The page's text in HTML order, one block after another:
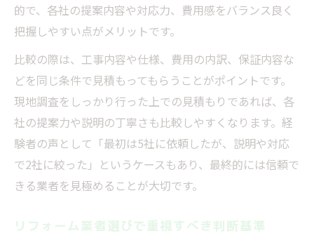
的で、各社の提案内容や対応力、費用感をバランス良く
把握しやすい点がメリットです。
比較の際は、工事内容や仕様、費用の内訳、保証内容な
どを同じ条件で見積もってもらうことがポイントです。
現地調査をしっかり行った上での見積もりであれば、各
社の提案力や説明の丁寧さも比較しやすくなります。経
験者の声として「最初は5社に依頼したが、説明や対応
で2社に絞った」というケースもあり、最終的には信頼で
きる業者を見極めることが大切です。
リフォーム業者選びで重視すべき判断基準